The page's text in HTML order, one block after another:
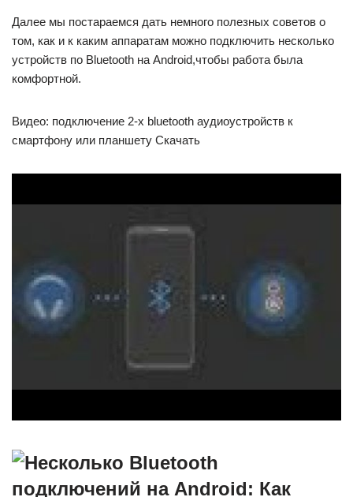
Далее мы постараемся дать немного полезных советов о
том, как и к каким аппаратам можно подключить несколько
устройств по Bluetooth на Android,чтобы работа была
комфортной.
Видео: подключение 2-х bluetooth аудиоустройств к
смартфону или планшету Скачать